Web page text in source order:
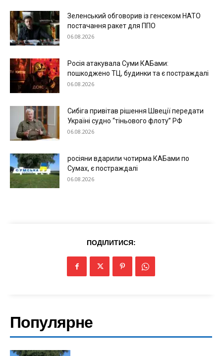
Технології
Війна
Зеленський обговорив із генсеком НАТО
постачання ракет для ППО
06.08.2026
Росія атакувала Суми КАБами:
пошкоджено ТЦ, будинки та є постраждалі
06.08.2026
Сибіга привітав рішення Швеції передати
Україні судно “тіньового флоту” РФ
06.08.2026
росіяни вдарили чотирма КАБами по
Сумах, є постраждалі
06.08.2026
ПОДІЛИТИСЯ:
Популярне